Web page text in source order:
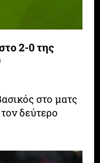
2-0 της
στο ματς
δεύτερο